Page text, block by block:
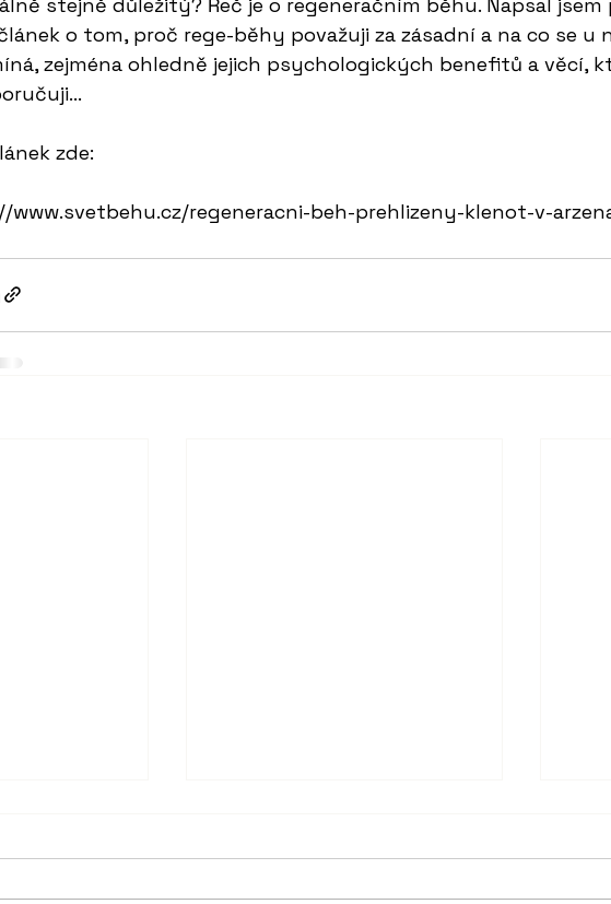
o tom, proč rege-běhy považuji za zásadní a na co se u
zejména ohledně jejich psychologických benefitů a věcí,
zde:
www.svetbehu.cz/regeneracni-beh-prehlizeny-klenot-v-